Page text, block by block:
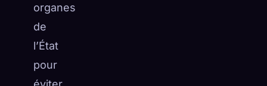
organes
de
l’État
pour